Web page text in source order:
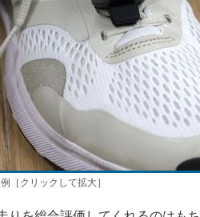
［クリックして拡大］